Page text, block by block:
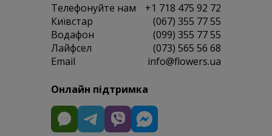
Телефонуйте нам
+1 718 475 92 72
Київстар
(067) 355 77 55
Водафон
(099) 355 77 55
Лайфсел
(073) 565 56 68
Email
info@flowers.ua
Онлайн підтримка